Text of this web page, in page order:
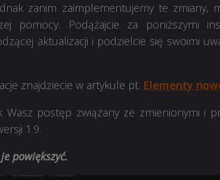
zanim zaimplementujemy te zmiany,
pomocy. Podążajcie za poniższymi
aktualizacji i podzielcie się swoimi
znajdziecie w artykule pt. Elementy
Wasz postęp związany ze zmienionymi i
1.9.
powiększyć.